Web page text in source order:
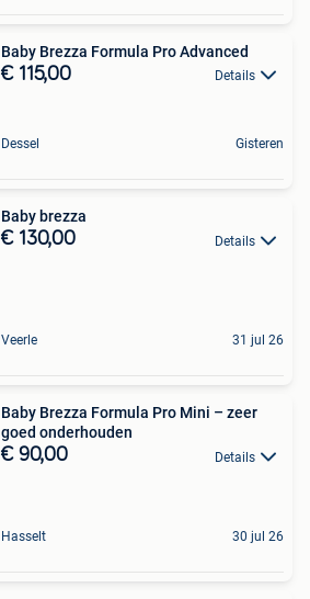
Baby Brezza Formula Pro Advanced
€ 115,00 Details
Dessel Gisteren
Baby brezza
€ 130,00 Details
Veerle 31 jul 26
Baby Brezza Formula Pro Mini – zeer
goed onderhouden
€ 90,00 Details
Hasselt 30 jul 26